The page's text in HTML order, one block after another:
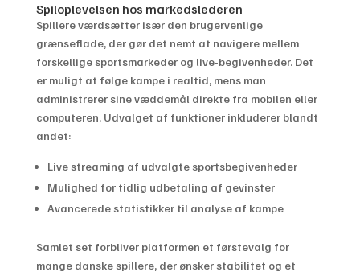
Spiloplevelsen hos markedslederen
Spillere værdsætter især den brugervenlige
grænseflade, der gør det nemt at navigere mellem
forskellige sportsmarkeder og live-begivenheder. Det
er muligt at følge kampe i realtid, mens man
administrerer sine væddemål direkte fra mobilen eller
computeren. Udvalget af funktioner inkluderer blandt
andet:
Live streaming af udvalgte sportsbegivenheder
Mulighed for tidlig udbetaling af gevinster
Avancerede statistikker til analyse af kampe
Samlet set forbliver platformen et førstevalg for
mange danske spillere, der ønsker stabilitet og et